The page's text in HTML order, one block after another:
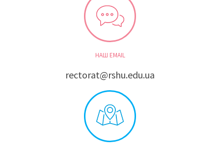
НАШ EMAIL
rectorat@rshu.edu.ua